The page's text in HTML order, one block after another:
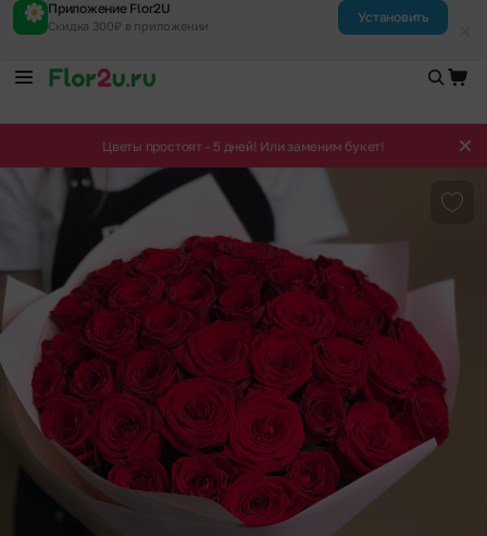
Приложение Flor2U
Скидка 300₽ в приложении
Установить
Цветы простоят - 5 дней! Или заменим букет!